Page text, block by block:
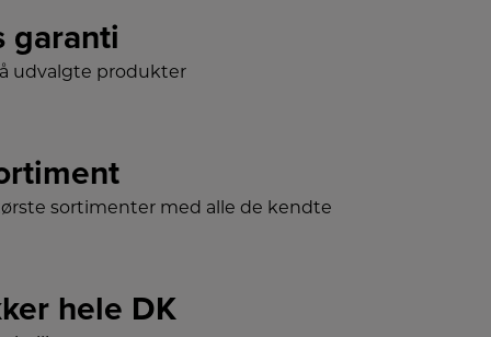
garanti
udvalgte produkter
sortimenter med alle de kendte
hele DK